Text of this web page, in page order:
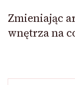
Zmieniając
wnętrza na